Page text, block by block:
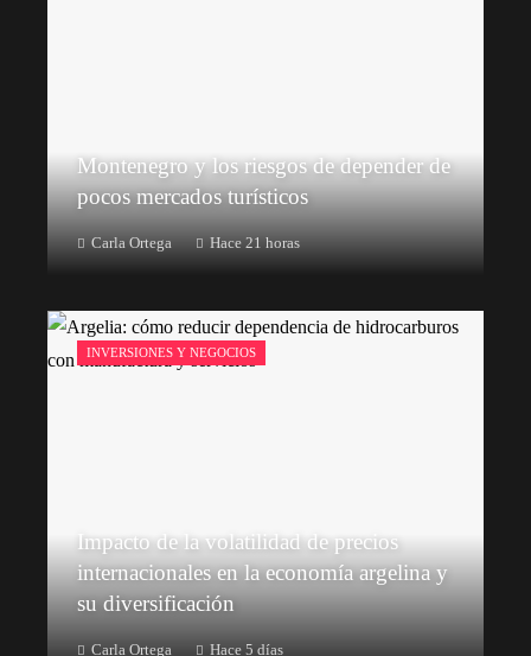
Montenegro y los riesgos de depender de
pocos mercados turísticos
Carla Ortega Hace 21 horas
INVERSIONES Y NEGOCIOS
Impacto de la volatilidad de precios
internacionales en la economía argelina y
su diversificación
Carla Ortega Hace 5 días